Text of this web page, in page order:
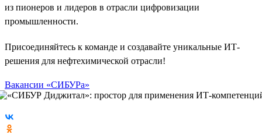
из пионеров и лидеров в отрасли цифровизации
промышленности.
Присоединяйтесь к команде и создавайте уникальные ИТ-
решения для нефтехимической отрасли!
Вакансии «СИБУРа»